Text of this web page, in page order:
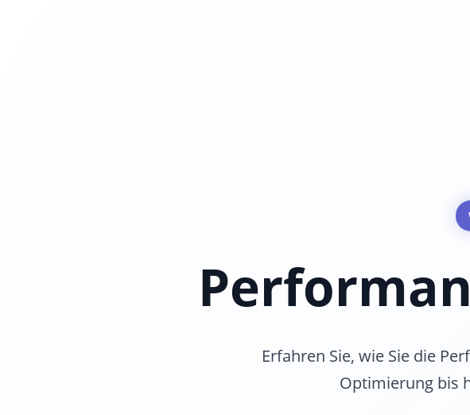
Erfahren Sie, wie Sie die
Optimierung bis